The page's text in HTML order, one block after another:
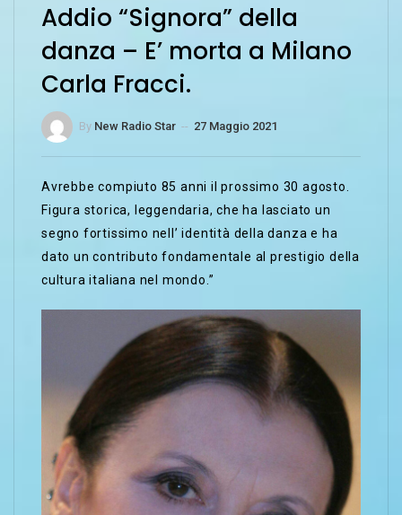
Addio “Signora” della
danza – E’ morta a Milano
Carla Fracci.
By New Radio Star -- 27 Maggio 2021
Avrebbe compiuto 85 anni il prossimo 30 agosto.
Figura storica, leggendaria, che ha lasciato un
segno fortissimo nell’ identità della danza e ha
dato un contributo fondamentale al prestigio della
cultura italiana nel mondo.”